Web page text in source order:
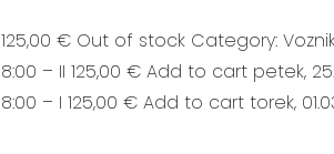
125,00 € Out of stock Category:
8:00 – II 125,00 € Add to cart petek,
8:00 – I 125,00 € Add to cart torek,